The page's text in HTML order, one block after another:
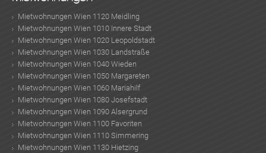
Mietwohnungen Wien 1120 Meidling
Mietwohnungen Wien 1010 Innere Stadt
Mietwohnungen Wien 1020 Leopoldstadt
Mietwohnungen Wien 1030 Landstraße
Mietwohnungen Wien 1040 Wieden
Mietwohnungen Wien 1050 Margareten
Mietwohnungen Wien 1060 Mariahilf
Mietwohnungen Wien 1080 Josefstadt
Mietwohnungen Wien 1090 Alsergrund
Mietwohnungen Wien 1100 Favoriten
Mietwohnungen Wien 1110 Simmering
Mietwohnungen Wien 1130 Hietzing